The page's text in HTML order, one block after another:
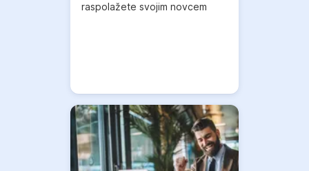
raspolažete svojim novcem
Više informacija
,
Otvori
u
novom